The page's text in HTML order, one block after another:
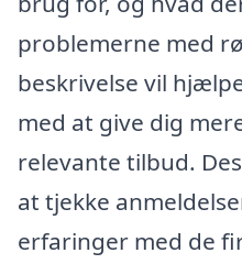
problemerne med
beskrivelse vil
med at give dig
relevante tilbud.
at tjekke
erfaringer med de